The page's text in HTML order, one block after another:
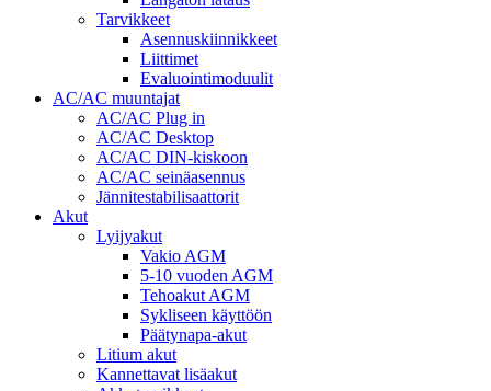
Tarvikkeet
Asennuskiinnikkeet
Liittimet
Evaluointimoduulit
AC/AC muuntajat
AC/AC Plug in
AC/AC Desktop
AC/AC DIN-kiskoon
AC/AC seinäasennus
Jännitestabilisaattorit
Akut
Lyijyakut
Vakio AGM
5-10 vuoden AGM
Tehoakut AGM
Sykliseen käyttöön
Päätynapa-akut
Litium akut
Kannettavat lisäakut